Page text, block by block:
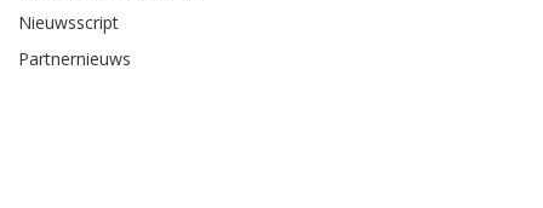
Nieuwsscript
Partnernieuws